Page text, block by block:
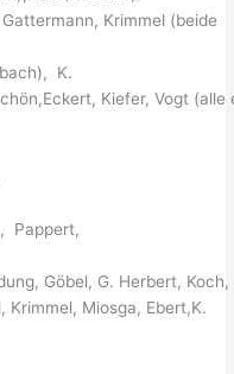
Krimmel (beide
K.
Kiefer, Vogt (alle
Pappert,
Göbel, G. Herbert,
Krimmel, Miosga, Ebert,K.